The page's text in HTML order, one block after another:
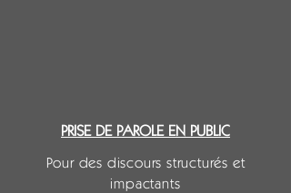
PRISE DE PAROLE EN PUBLIC
Pour des discours structurés et
impactants